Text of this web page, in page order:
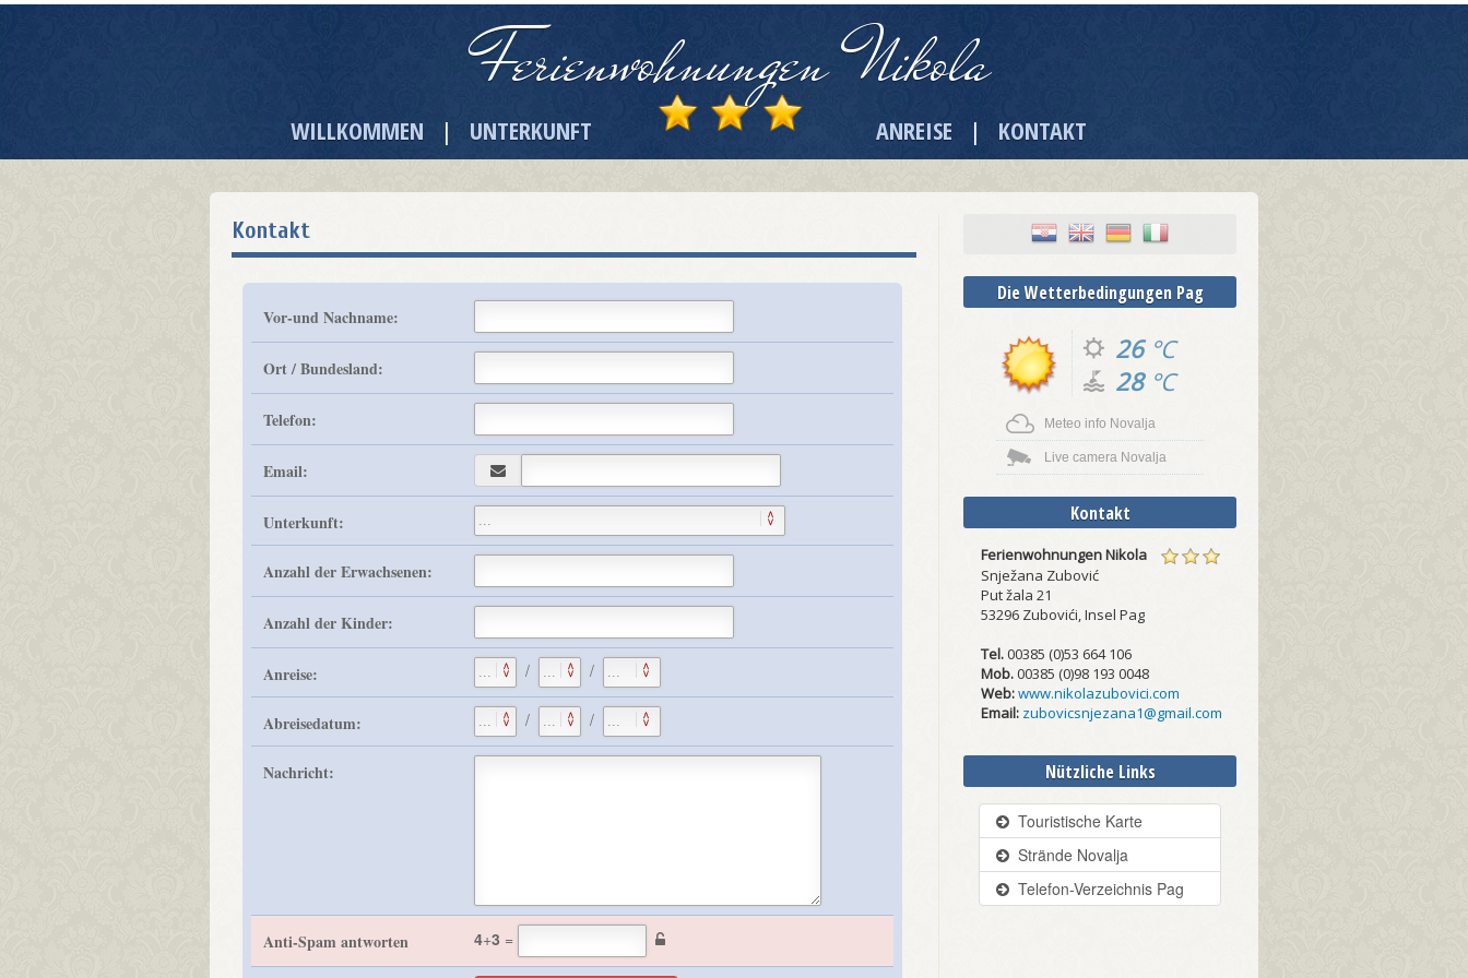
Ferienwohnungen Nikola
WILLKOMMEN | UNTERKUNFT ANREISE | KONTAKT
Die Wetterbedingungen Pag
26°C
28°C
Meteo info Novalja
Live camera Novalja
Kontakt
Ferienwohnungen Nikola
Snježana Zubović
Put žala 21
53296 Zubovići, Insel Pag
Tel.00385 (0)53 664 106
Mob.00385 (0)98 193 0048
Web:www.nikolazubovici.com
Email: zubovicsnjezana1@gmail.com
Nützliche Links
Touristische Karte
Strände Novalja
Telefon-Verzeichnis Pag
Kontakt
Vor-und Nachname:
Ort / Bundesland:
Telefon:
Email:
Unterkunft:
Anzahl der Erwachsenen:
Anzahl der Kinder:
Anreise: / /
Abreisedatum: / /
Nachricht:
Anti-Spam antworten 4+3 =